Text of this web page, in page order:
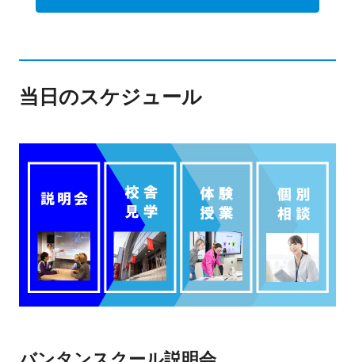
当日のスケジュール